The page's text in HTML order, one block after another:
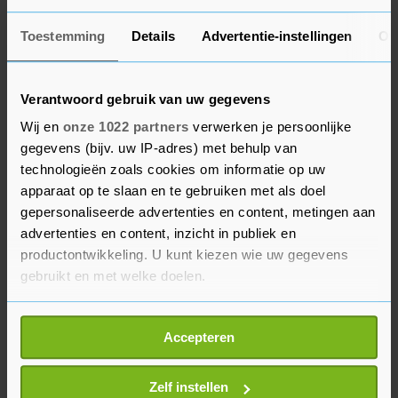
Toestemming Details Advertentie-instellingen
Verantwoord gebruik van uw gegevens
Wij en onze 1022 partners verwerken je persoonlijke
gegevens (bijv. uw IP-adres) met behulp van
technologieën zoals cookies om informatie op uw
apparaat op te slaan en te gebruiken met als doel
gepersonaliseerde advertenties en content, metingen aan
advertenties en content, inzicht in publiek en
productontwikkeling. U kunt kiezen wie uw gegevens
gebruikt en met welke doelen.
Als u het toestaat, willen we ook graag:
Informatie verzamelen over uw geografische
locatie, die tot een paar meter nauwkeurig kan zijn
Uw apparaat identificeren door het actief te
Accepteren
Zelf instellen
voor Russische en Belarussische opdrachtgevers.
Een aantal schepen was al in aanbouw. Het
oplossing.
De onderneming had voor de inval 214 mensen
aan het werk in vestigingen in Cherson en
Mikolajiv. De scheepsbouwer stelt dat een groot
aantal gezinnen de afgelopen maanden naar
veiligere oorden zijn gebracht, waarbij de
medewerkers op andere scheepswerven van
Damen in Roemenië, Polen en Nederland aan het
werk konden. Ook heeft Damen geprobeerd
achterblijvers te ondersteunen, onder andere
door geld en spullen te sturen.